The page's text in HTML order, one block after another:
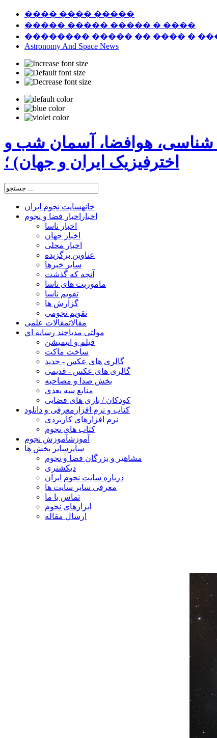
���� ���� �����
����� ����� ����� � ����
�������� ����� �� ���� �
Astronomy And Space News
شناسی، هوافضا، آسمان شب و
اخترفیزیک ایران و جهان) ؛
خانهسایت نجوم ایران
اخبار اخبار فضا و نجوم
اخبار ناسا
اخبار جهان
اخبار محلی
عناوین برگزیده
سایر خبرها
آنچه که گذشت
ماموریت های ناسا
تقویم ناسا
گزارش ها
تقویم نجومی
مقالاتمقالات علمی
مولتی مدیاچند رسانه اي
فیلم و انیمیشن
ساخت ماکت
گالری های عکس - جدید
گالری های عکس - قدیمی
بخش صدا و مصاحبه
منابع سه بعدی
کودکان / بازی های فضایی
کتاب و نرم افزار معرفی و دانلود
نرم افزارهای کاربردی
کتاب های نجوم
آموزشآموزش نجوم
سایر سایر بخش ها
مشاهیر و بزرگان فضا و نجوم
دیکشنری
درباره سایت نجوم ایران
معرفی سایر سایت ها
تماس با ما
ابزارهای نجوم
ارسال مقاله